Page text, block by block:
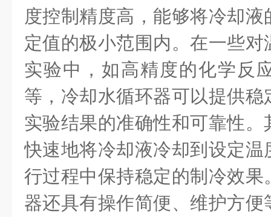
度控制精度高，能够将冷却
定值的极小范围内。在一些
实验中，如高精度的化学反
等，冷却水循环器可以提供
实验结果的准确性和可靠性
快速地将冷却液冷却到设定
行过程中保持稳定的制冷效
器还具有操作简便、维护方